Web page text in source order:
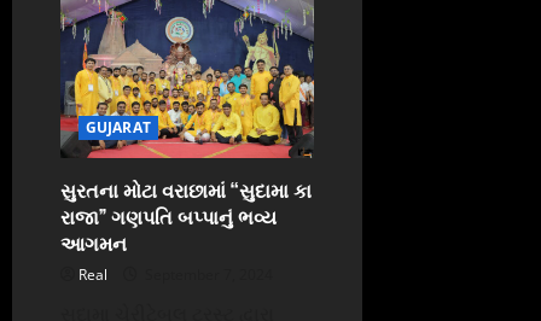
ઓપરેટિવ
બેંકને
ફાઇનાન્સિયલ
સ્ટેબિલિટી
માટે
સ્કોબા
પ્રાઇડ
એવોર્ડ
મળ્યો
GUJARAT
સુરતના મોટા વરાછામાં “સુદામા કા
રાજા” ગણપતિ બપ્પાનું ભવ્ય
આગમન
Real